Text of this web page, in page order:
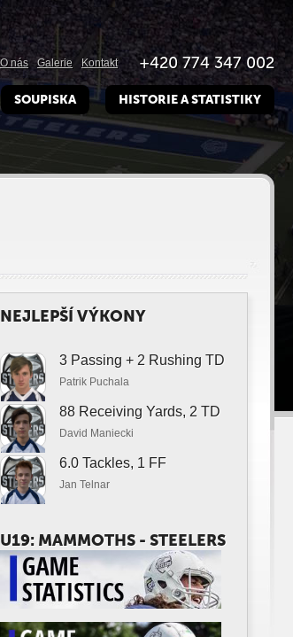
+420 774 347 002
O nás Galerie Kontakt
SOUPISKA HISTORIE A STATISTIKY
NEJLEPŠÍ VÝKONY
3 Passing + 2 Rushing TD
Patrik Puchala
88 Receiving Yards, 2 TD
David Maniecki
6.0 Tackles, 1 FF
Jan Telnar
U19: MAMMOTHS - STEELERS